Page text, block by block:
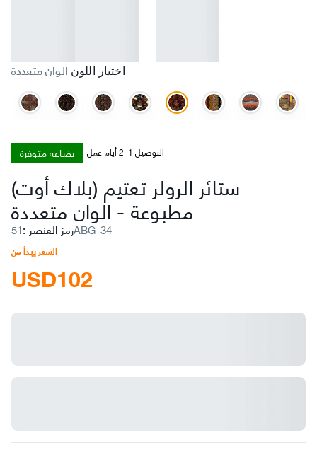
اختيار اللون الوان متعددة
بضاعة متوفرة التوصيل 1-2 أيام عمل
ستائر الرولر تعتيم (بلاك أوت)
مطبوعة-الوان متعددة
رمز العنصر : 51ABG-34
السعر يبدأ من
USD102